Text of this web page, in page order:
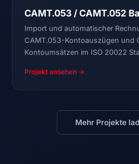
CAMT.053 / CAMT.052
Import und automatischer
CAMT.053-Kontoauszügen und
Kontoumsätzen im ISO 20022
Projekt ansehen →
Mehr Projekte